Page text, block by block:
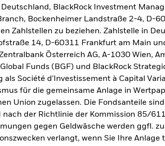
Deutschland, BlackRock Investment
Bockenheimer Landstraße 2-4, D-
Zahlstellen zu beziehen. Zahlstelle in
14, D-60311 Frankfurt am Main
Österreich AG, A-1030 Wien,
Funds (BGF) und BlackRock
als Société d'Investissement à Capital
für die gemeinsame Anlage in
Union zugelassen. Die Fondsanteile
nach der Richtlinie der Kommission 85/
gegen Geldwäsche werden ggfl.
verlangt, wenn Sie Ihre Anlage